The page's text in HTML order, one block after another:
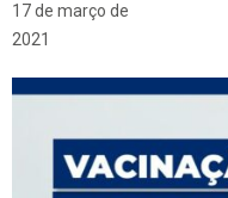
17 de março de
2021